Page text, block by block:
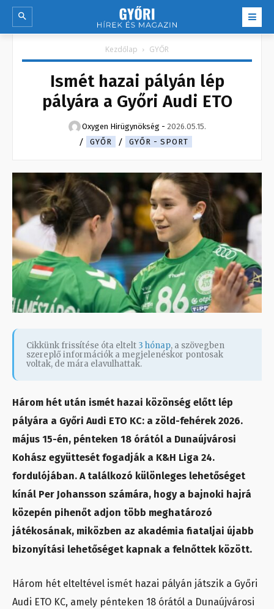
Kezdőlap GYŐR
Ismét hazai pályán lép
pályára a Győri Audi ETO
Oxygen Hirügynökség - 2026.05.15.
GYŐR
GYŐR - SPORT
Cikkünk frissítése óta eltelt 3 hónap, a szövegben
szereplő információk a megjelenéskor pontosak
voltak, de mára elavulhattak.
Három hét után ismét hazai közönség előtt lép
pályára a Győri Audi ETO KC: a zöld-fehérek 2026.
május 15-én, pénteken 18 órától a Dunaújvárosi
Kohász együttesét fogadják a K&H Liga 24.
fordulójában. A találkozó különleges lehetőséget
kínál Per Johansson számára, hogy a bajnoki hajrá
közepén pihenőt adjon több meghatározó
játékosának, miközben az akadémia fiataljai újabb
bizonyítási lehetőséget kapnak a felnőttek között.
Három hét elteltével ismét hazai pályán játszik a Győri
Audi ETO KC, amely pénteken 18 órától a Dunaújvárosi